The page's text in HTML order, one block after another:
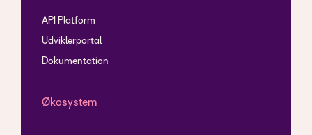
API Platform
Udviklerportal
Dokumentation
Økosystem